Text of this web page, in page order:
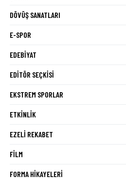
DÖVÜŞ SANATLARI
E-SPOR
EDEBIYAT
EDITÖR SEÇKISI
EKSTREM SPORLAR
ETKINLIK
EZELI REKABET
FILM
FORMA HIKAYELERI